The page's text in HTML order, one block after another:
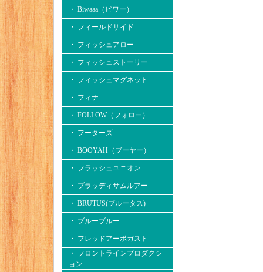
・ Biwaaa（ビワー）
・ フィールドサイド
・ フィッシュアロー
・ フィッシュストーリー
・ フィッシュマグネット
・ フィナ
・ FOLLOW（フォロー）
・ フーターズ
・ BOOYAH（ブーヤー）
・ フラッシュユニオン
・ ブラッディサムルアー
・ BRUTUS(ブルータス)
・ ブルーブルー
・ フレッドアーボガスト
・ フロントラインプロダクシ
ョン